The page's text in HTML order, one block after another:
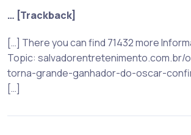
… [Trackback]
[…] There you can find 71432 more
Topic: salvadorentretenimento.com.br/
torna-grande-ganhador-do-oscar-
[…]